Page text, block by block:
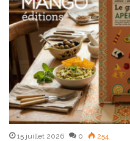
15 juillet 2026 0 254